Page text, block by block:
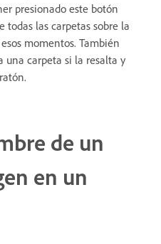
presionado este botón
todas las carpetas sobre la
momentos. También
una carpeta si la resalta y
de un
en un